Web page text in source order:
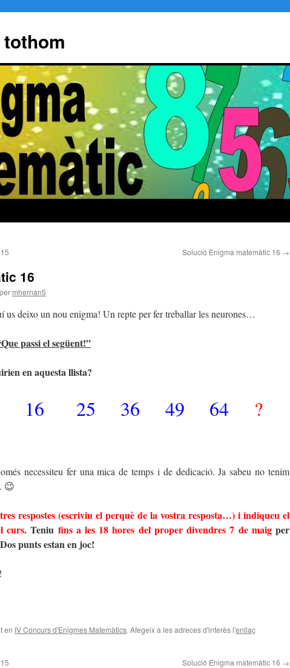
Solució Enigma matemàtic 16 →
16
per mhernan5
us deixo un nou enigma! Un repte per fer treballar les neurones…
passi el següent!”
en aquesta llista?
25 36 49 64 ?
necessiteu fer una mica de temps i de dedicació. Ja sabeu no tenim
😉
respostes (escriviu el perquè de la vostra resposta…) i indiqueu el
curs. Teniu fins a les 18 hores del proper divendres 7 de maigper
punts estan en joc!
en IV Concurs d'Enigmes Matemàtics. Afegeix a les adreces d'interès l'enllaç
Solució Enigma matemàtic 16 →